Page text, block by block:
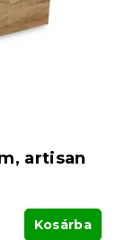
artisan
Kosárba